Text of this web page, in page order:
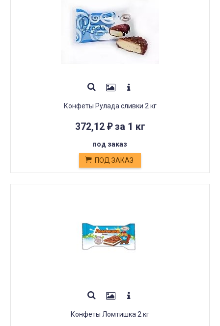
Конфеты Рулада сливки 2 кг
372,12 ₽за 1 кг
под заказ
ПОД ЗАКАЗ
Конфеты Ломтишка 2 кг